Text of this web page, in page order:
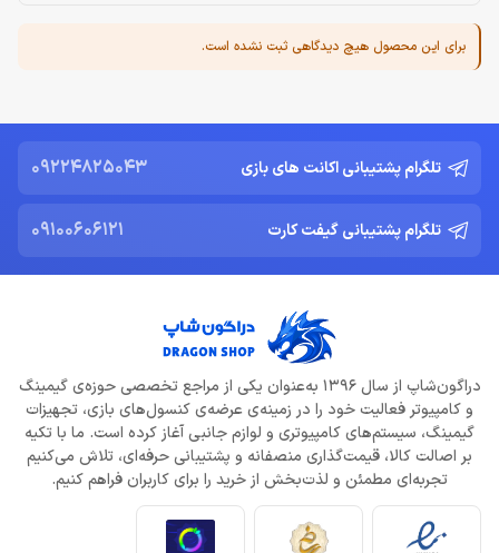
برای این محصول هیچ دیدگاهی ثبت نشده است.
تلگرام پشتیبانی اکانت های بازی 09224825043
تلگرام پشتیبانی گیفت کارت 09100606121
دراگون‌شاپ از سال 1396 به‌عنوان یکی از مراجع تخصصی حوزه‌ی گیمینگ
و کامپیوتر فعالیت خود را در زمینه‌ی عرضه‌ی کنسول‌های بازی، تجهیزات
گیمینگ، سیستم‌های کامپیوتری و لوازم جانبی آغاز کرده است. ما با تکیه
بر اصالت کالا، قیمت‌گذاری منصفانه و پشتیبانی حرفه‌ای، تلاش می‌کنیم
تجربه‌ای مطمئن و لذت‌بخش از خرید را برای کاربران فراهم کنیم.